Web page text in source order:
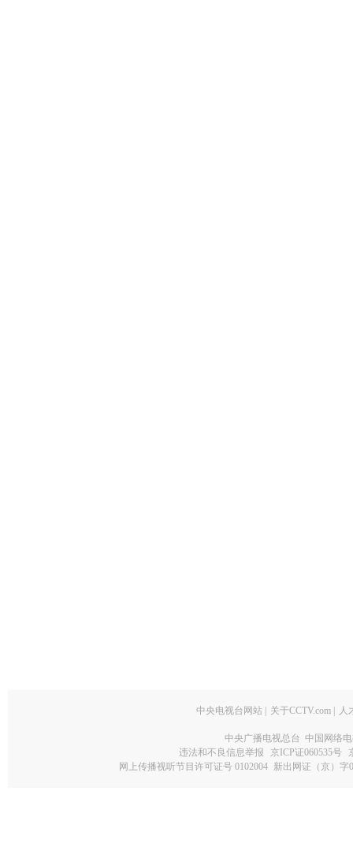
中央电视台网站 关于CCTV.com 人
中央广播电视总台 中国网络
违法和不良信息举报
京ICP证060535号
网上传播视听节目许可证号 0102004 新出网证（京）